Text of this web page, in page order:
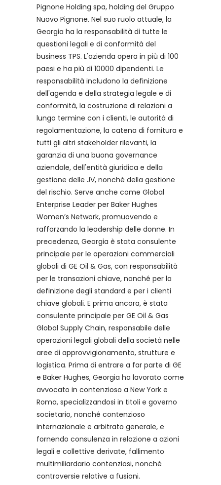
Pignone Holding spa, holding del Gruppo
Nuovo Pignone. Nel suo ruolo attuale, la
Georgia ha la responsabilità di tutte le
questioni legali e di conformità del
business TPS. L'azienda opera in più di 100
paesi e ha più di 10000 dipendenti. Le
responsabilità includono la definizione
dell'agenda e della strategia legale e di
conformità, la costruzione di relazioni a
lungo termine con i clienti, le autorità di
regolamentazione, la catena di fornitura e
tutti gli altri stakeholder rilevanti, la
garanzia di una buona governance
aziendale, dell'entità giuridica e della
gestione delle JV, nonché della gestione
del rischio. Serve anche come Global
Enterprise Leader per Baker Hughes
Women’s Network, promuovendo e
rafforzando la leadership delle donne. In
precedenza, Georgia è stata consulente
principale per le operazioni commerciali
globali di GE Oil & Gas, con responsabilità
per le transazioni chiave, nonché per la
definizione degli standard e per i clienti
chiave globali. E prima ancora, è stata
consulente principale per GE Oil & Gas
Global Supply Chain, responsabile delle
operazioni legali globali della società nelle
aree di approvvigionamento, strutture e
logistica. Prima di entrare a far parte di GE
e Baker Hughes, Georgia ha lavorato come
avvocato in contenzioso a New York e
Roma, specializzandosi in titoli e governo
societario, nonché contenzioso
internazionale e arbitrato generale, e
fornendo consulenza in relazione a azioni
legali e collettive derivate, fallimento
multimiliardario contenziosi, nonché
controversie relative a fusioni.